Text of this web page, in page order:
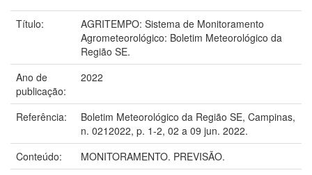
Título:
AGRITEMPO: Sistema de Monitoramento
Agrometeorológico: Boletim Meteorológico da
Região SE.
Ano de
publicação:
2022
Referência:
Boletim Meteorológico da Região SE, Campinas,
n. 0212022, p. 1-2, 02 a 09 jun. 2022.
Conteúdo:
MONITORAMENTO. PREVISÃO.